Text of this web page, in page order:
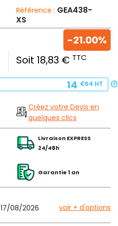
Référence : GEA438-
XS
Soit 18,83 € TTC
-21.00%
14 €64 HT
Créez votre Devis en
quelques clics
Livraison EXPRESS
24/48h
Garantie 1 an
17/08/2026 voir + d'options